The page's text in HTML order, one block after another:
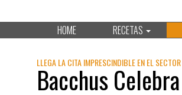
HOME RECETAS
LLEGA LA CITA IMPRESCINDIBLE EN EL
Bacchus